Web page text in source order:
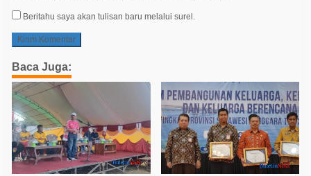
Beritahu saya akan tulisan baru melalui surel.
Baca Juga: